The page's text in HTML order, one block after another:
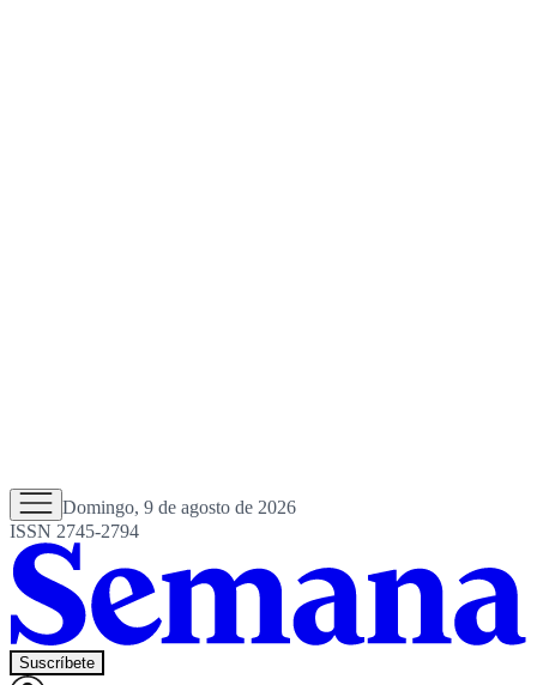
Domingo, 9 de agosto de 2026
ISSN 2745-2794
Suscríbete